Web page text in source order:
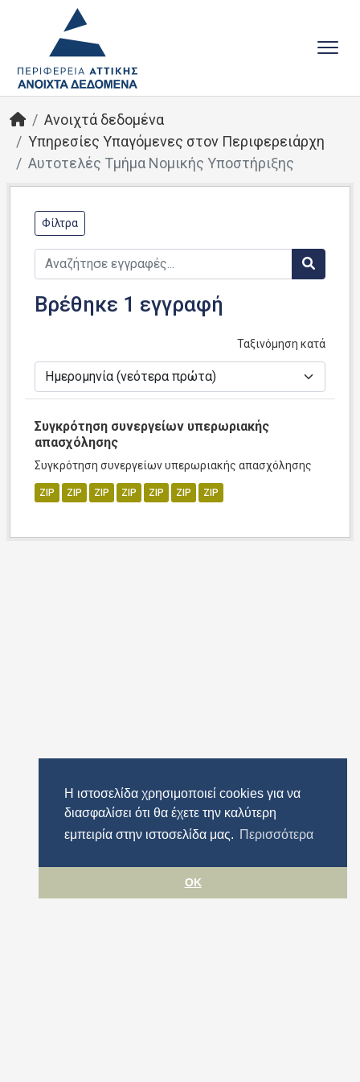
Η ιστοσελίδα χρησιμοποιεί cookies για να
διασφαλίσει ότι θα έχετε την καλύτερη
εμπειρία στην ιστοσελίδα μας. Περισσότερα
OK
Ανοιχτά δεδομένα
Υπηρεσίες Yπαγόμενες στον Περιφερειάρχη
Αυτοτελές Tμήμα Nομικής Yποστήριξης
Φίλτρα
Βρέθηκε 1 εγγραφή
Ταξινόμηση κατά
Συγκρότηση συνεργείων υπερωριακής
απασχόλησης
Συγκρότηση συνεργείων υπερωριακής απασχόλησης
ZIP ZIP ZIP ZIP ZIP ZIP ZIP